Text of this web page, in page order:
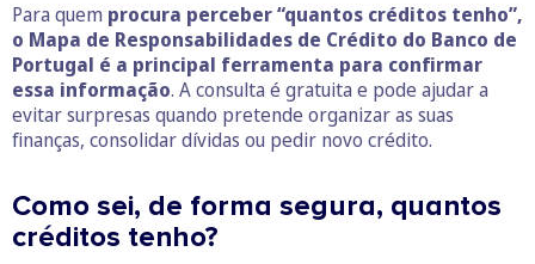
Para quem procura perceber “quantos créditos tenho”,
o Mapa de Responsabilidades de Crédito do Banco de
Portugal é a principal ferramenta para confirmar
essa informação. A consulta é gratuita e pode ajudar a
evitar surpresas quando pretende organizar as suas
finanças, consolidar dívidas ou pedir novo crédito.
Como sei, de forma segura, quantos
créditos tenho?